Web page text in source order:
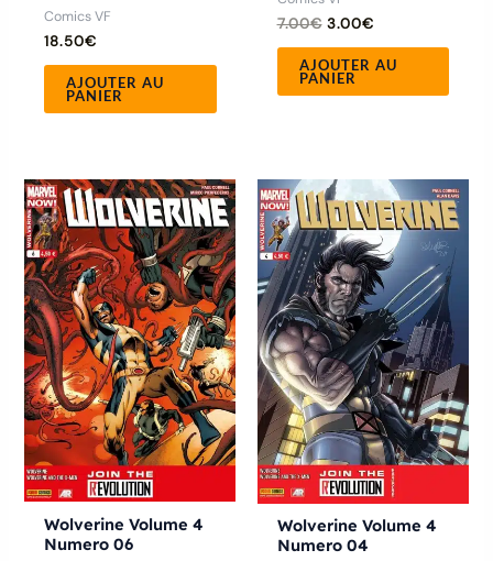
Comics VF
18.50€
AJOUTER AU
PANIER
7.00€ 3.00€
AJOUTER AU
PANIER
Wolverine Volume 4
Numero 06
Wolverine Volume 4
Numero 04